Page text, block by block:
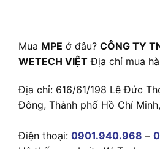
Mua MPE ở đâu? CÔNG TY
WETECH VIỆT Địa chỉ mua
Địa chỉ: 616/61/198 Lê Đức
Đông, Thành phố Hồ Chí
Điện thoại: 0901.940.968 –